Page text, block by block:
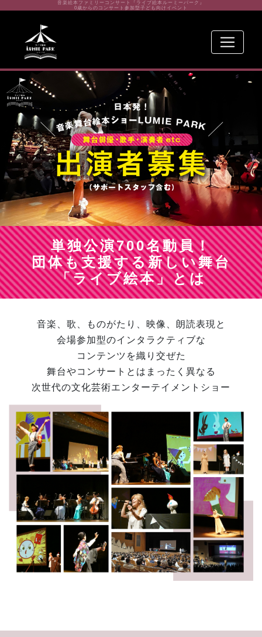
音楽絵本ファミリーコンサート『ライブ絵本ルーミーパーク』
0歳からのコンサート参加型子ども向けイベント
単独公演700名動員！
団体も支援する新しい舞台
「ライブ絵本」とは
音楽、歌、ものがたり、映像、朗読表現と
会場参加型のインタラクティブな
コンテンツを織り交ぜた
舞台やコンサートとはまったく異なる
次世代の文化芸術エンターテイメントショー